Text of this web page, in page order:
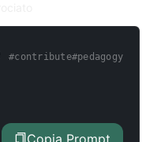
#contribute#pedagogy
Copia Prompt